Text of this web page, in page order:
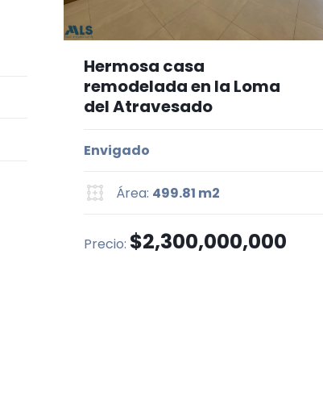
Hermosa casa
remodelada en la Loma
del Atravesado
Envigado
Área: 499.81 m2
Precio: $2,300,000,000